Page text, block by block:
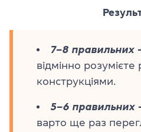
7–8 правильних
відмінно
конструкціями.
5–6 правильних
варто ще раз